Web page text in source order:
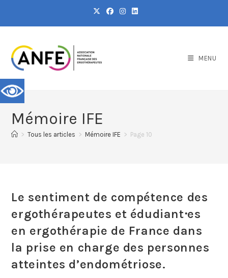
MENU
Mémoire IFE
> Tous les articles > Mémoire IFE > Page 10
Le sentiment de compétence des
ergothérapeutes et édudiant⸱es
en ergothérapie de France dans
la prise en charge des personnes
atteintes d’endométriose.